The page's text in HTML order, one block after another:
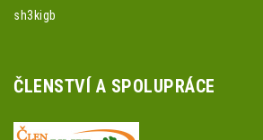
sh3kigb
ČLENSTVÍ A SPOLUPRÁCE